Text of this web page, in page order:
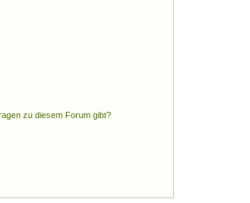
zu diesem Forum gibt?